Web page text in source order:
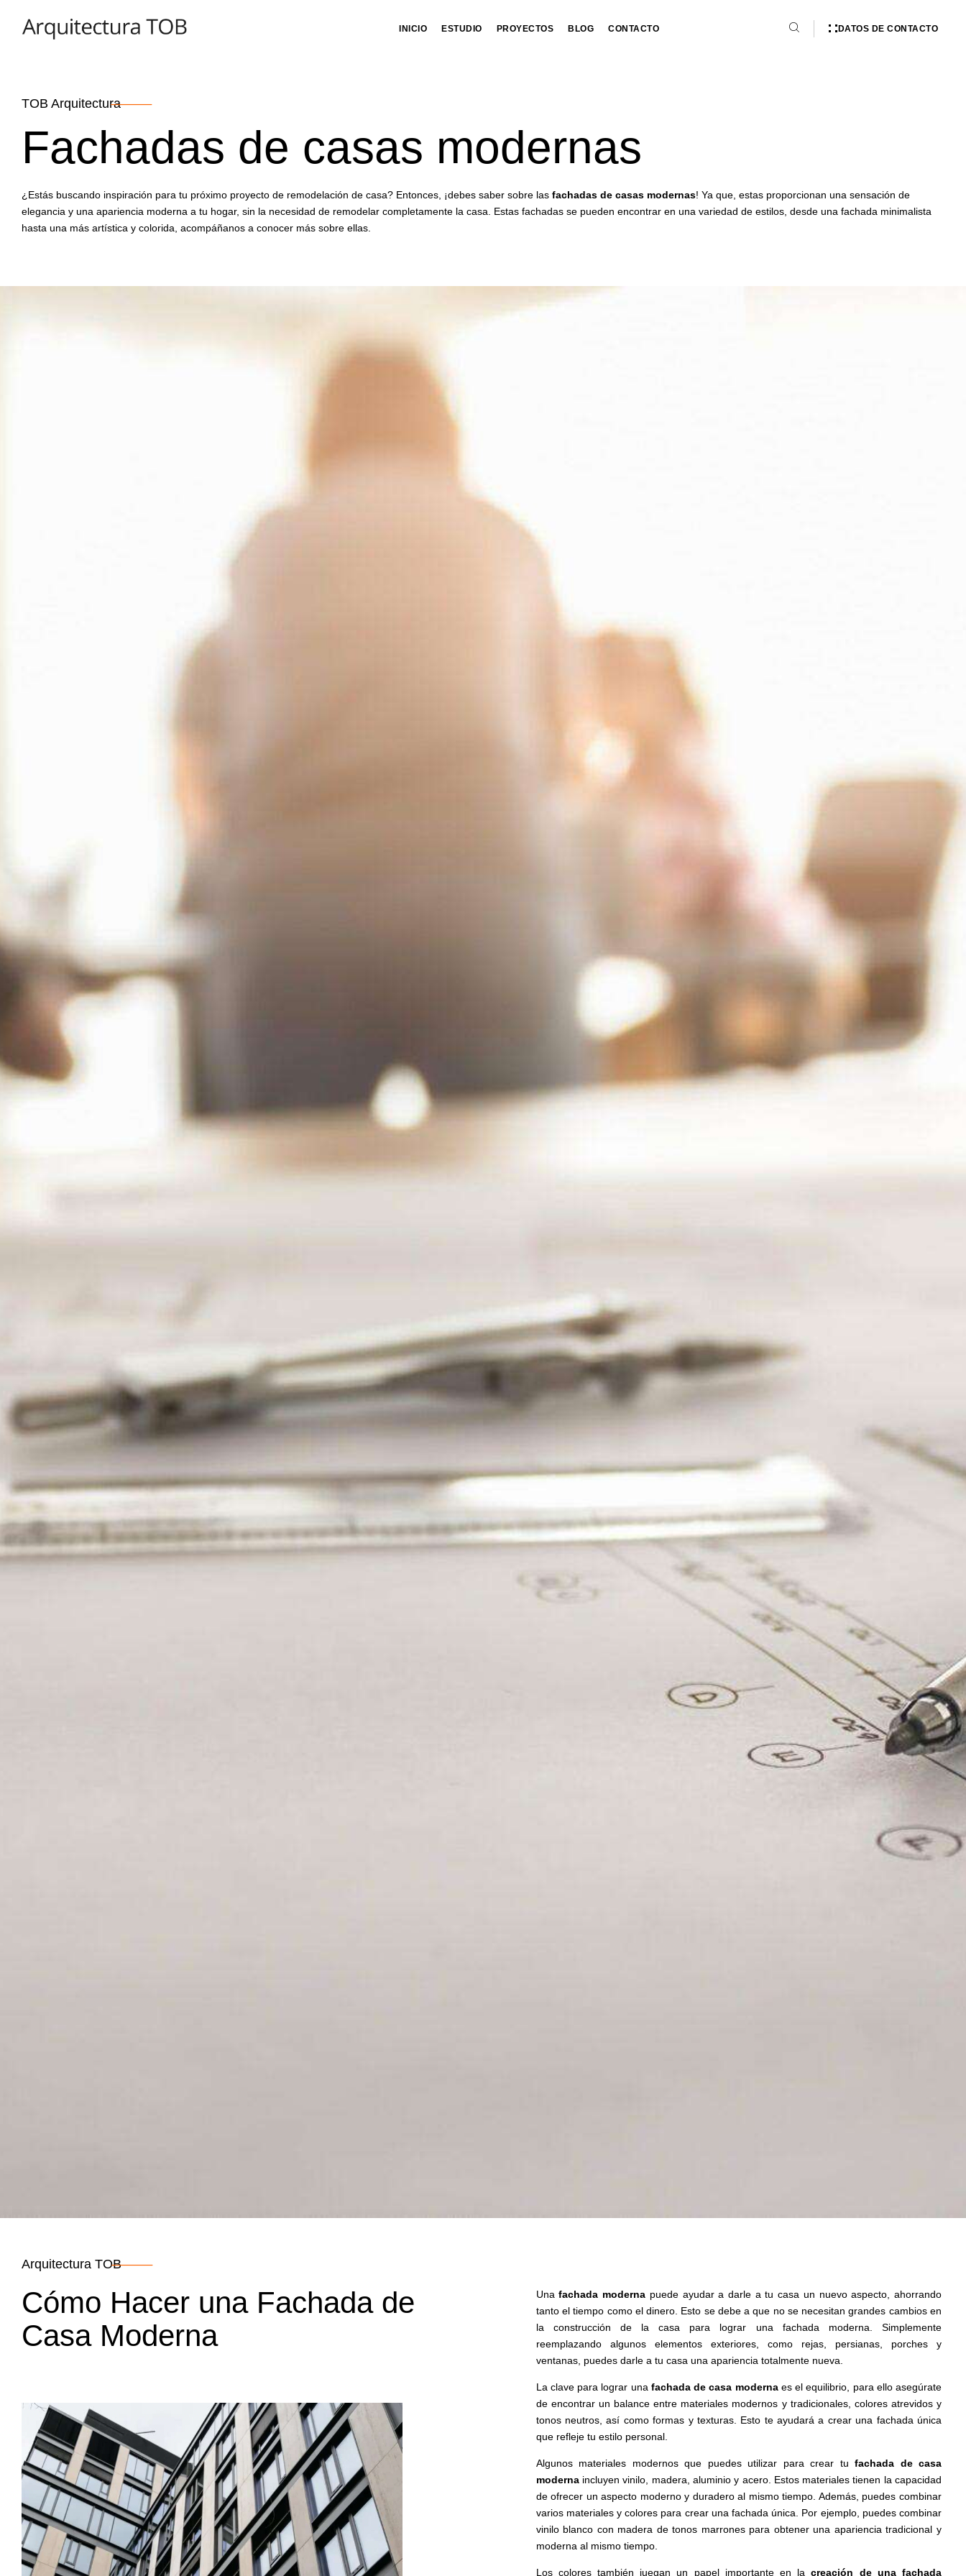
INICIO ESTUDIO PROYECTOS BLOG CONTACTO DATOS DE CONTACTO
TOB Arquitectura
Fachadas de casas modernas
¿Estás buscando inspiración para tu próximo proyecto de remodelación de casa? Entonces, ¡debes saber sobre las fachadas de casas modernas! Ya que, estas proporcionan una sensación de
elegancia y una apariencia moderna a tu hogar, sin la necesidad de remodelar completamente la casa. Estas fachadas se pueden encontrar en una variedad de estilos, desde una fachada minimalista
hasta una más artística y colorida, acompáñanos a conocer más sobre ellas.
Arquitectura TOB
Cómo Hacer una Fachada de
Casa Moderna
Unafachada moderna puede ayudar a darle a tu casa un nuevo aspecto, ahorrando
tanto el tiempo como el dinero. Esto se debe a que no se necesitan grandes cambios en
la construcción de la casa para lograr una fachada moderna. Simplemente
reemplazando algunos elementos exteriores, como rejas, persianas, porches y
ventanas, puedes darle a tu casa una apariencia totalmente nueva.
La clave para lograr una fachada de casa modernaes el equilibrio, para ello asegúrate
de encontrar un balance entre materiales modernos y tradicionales, colores atrevidos y
tonos neutros, así como formas y texturas. Esto te ayudará a crear una fachada única
que refleje tu estilo personal.
Algunos materiales modernos que puedes utilizar para crear tufachada de casa
modernaincluyen vinilo, madera, aluminio y acero. Estos materiales tienen la capacidad
de ofrecer un aspecto moderno y duradero al mismo tiempo. Además, puedes combinar
varios materiales y colores para crear una fachada única. Por ejemplo, puedes combinar
vinilo blanco con madera de tonos marrones para obtener una apariencia tradicional y
moderna al mismo tiempo.
Los colores también juegan un papel importante en lacreación de una fachada